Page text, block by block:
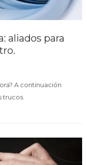
aliados para
A continuación
trucos.